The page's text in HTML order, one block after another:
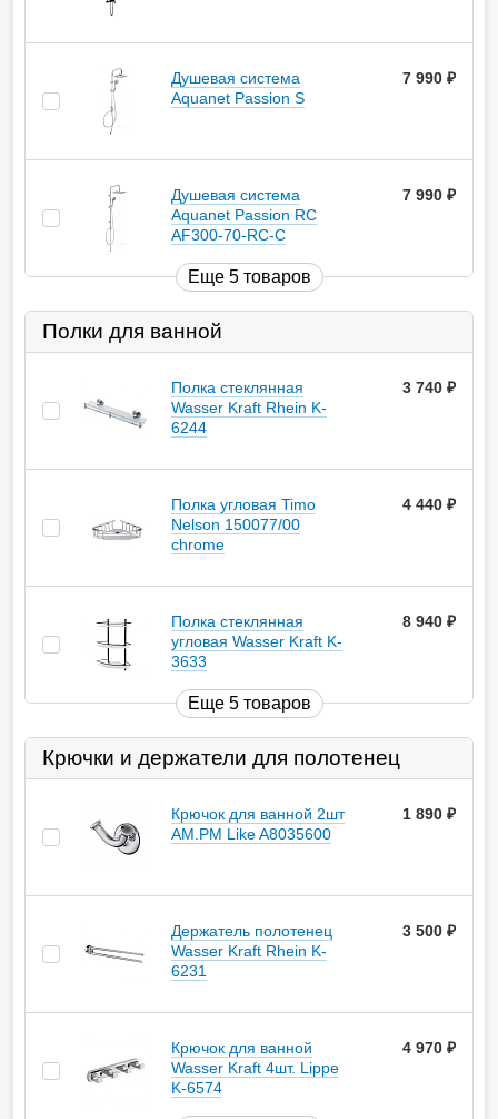
Душевая система
Aquanet Passion S
7 990
Душевая система
Aquanet Passion RC
AF300-70-RC-С
7 990
Еще 5 товаров
Полки для ванной
Полка стеклянная
Wasser Kraft Rhein K-
6244
3 740
Полка угловая Timo
Nelson 150077/00
chrome
4 440
Полка стеклянная
угловая Wasser Kraft K-
3633
8 940
Еще 5 товаров
Крючки и держатели для полотенец
Крючок для ванной 2шт
AM.PM Like A8035600
1 890
Держатель полотенец
Wasser Kraft Rhein K-
6231
3 500
Крючок для ванной
Wasser Kraft 4шт. Lippe
K-6574
4 970